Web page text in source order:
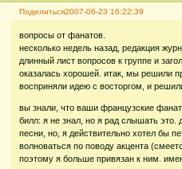
Поделиться2007-06-23 16:22:39
вопросы от фанатов.
несколько недель назад, редакция
длинный лист вопросов к группе и
оказалась хорошей. итак, мы решили
восприняли идею с восторгом, и
вы знали, что ваши французские
билл: я не знал, но я рад слышать это.
песни, но, я действительно хотел бы
волноваться по поводу акцента
поэтому я больше привязан к ним.